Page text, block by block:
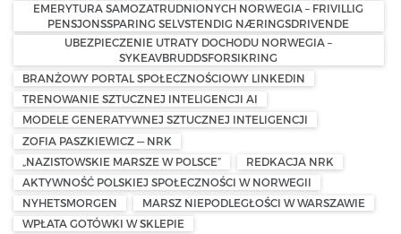
EMERYTURA SAMOZATRUDNIONYCH NORWEGIA – FRIVILLIG
PENSJONSSPARING SELVSTENDIG NÆRINGSDRIVENDE
UBEZPIECZENIE UTRATY DOCHODU NORWEGIA –
SYKEAVBRUDDSFORSIKRING
BRANŻOWY PORTAL SPOŁECZNOŚCIOWY LINKEDIN
TRENOWANIE SZTUCZNEJ INTELIGENCJI AI
MODELE GENERATYWNEJ SZTUCZNEJ INTELIGENCJI
ZOFIA PASZKIEWICZ — NRK
„NAZISTOWSKIE MARSZE W POLSCE”
REDKACJA NRK
AKTYWNOŚĆ POLSKIEJ SPOŁECZNOŚCI W NORWEGII
NYHETSMORGEN
MARSZ NIEPODLEGŁOŚCI W WARSZAWIE
WPŁATA GOTÓWKI W SKLEPIE